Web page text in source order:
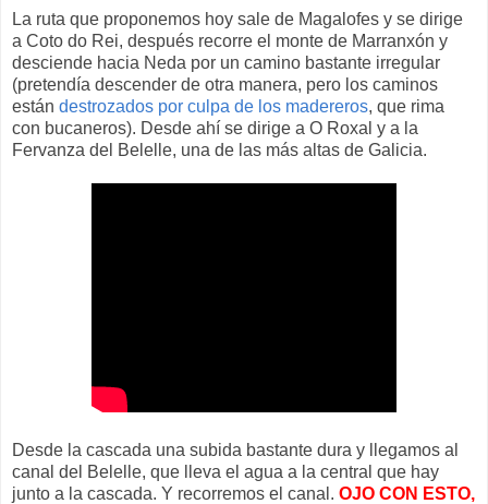
La ruta que proponemos hoy sale de Magalofes y se dirige
a Coto do Rei, después recorre el monte de Marranxón y
desciende hacia Neda por un camino bastante irregular
(pretendía descender de otra manera, pero los caminos
están destrozados por culpa de los madereros, que rima
con bucaneros). Desde ahí se dirige a O Roxal y a la
Fervanza del Belelle, una de las más altas de Galicia.
Desde la cascada una subida bastante dura y llegamos al
canal del Belelle, que lleva el agua a la central que hay
junto a la cascada. Y recorremos el canal. OJO CON ESTO,